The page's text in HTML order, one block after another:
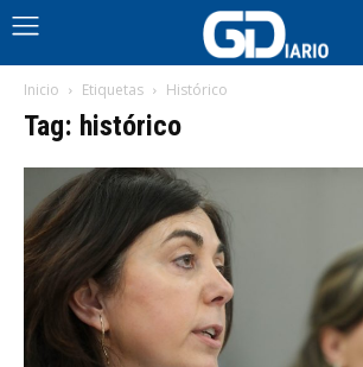
Inicio Etiquetas Histórico
Tag: histórico